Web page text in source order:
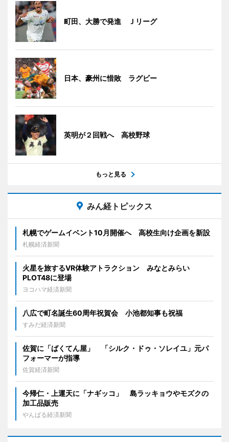
町田、大勝で発進 Ｊリーグ
日本、豪州に惜敗 ラグビー
英明が２回戦へ 高校野球
もっと見る
みん経トピックス
札幌でゲームイベント10月開催へ 高校生向け企画を新設
札幌経済新聞
火星を旅するVR体験アトラクション みなとみらい
PLOT48に登場
ヨコハマ経済新聞
八広で町名誕生60周年祝賀会 小池都知事も祝福
すみだ経済新聞
佐賀に「ばくてん屋」 「シルク・ドゥ・ソレイユ」元パ
フォーマーが指導
佐賀経済新聞
今帰仁・上運天に「ナギッコ」 島ラッキョウやモズクの
加工品販売
やんばる経済新聞